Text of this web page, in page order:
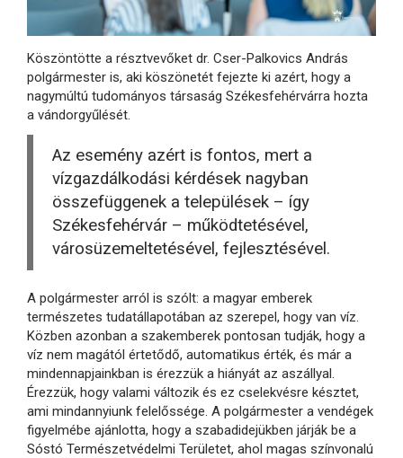
Köszöntötte a résztvevőket dr. Cser-Palkovics András
polgármester is, aki köszönetét fejezte ki azért, hogy a
nagymúltú tudományos társaság Székesfehérvárra hozta
a vándorgyűlését.
Az esemény azért is fontos, mert a
vízgazdálkodási kérdések nagyban
összefüggenek a települések – így
Székesfehérvár – működtetésével,
városüzemeltetésével, fejlesztésével.
A polgármester arról is szólt: a magyar emberek
természetes tudatállapotában az szerepel, hogy van víz.
Közben azonban a szakemberek pontosan tudják, hogy a
víz nem magától értetődő, automatikus érték, és már a
mindennapjainkban is érezzük a hiányát az aszállyal.
Érezzük, hogy valami változik és ez cselekvésre késztet,
ami mindannyiunk felelőssége. A polgármester a vendégek
figyelmébe ajánlotta, hogy a szabadidejükben járják be a
Sóstó Természetvédelmi Területet, ahol magas színvonalú